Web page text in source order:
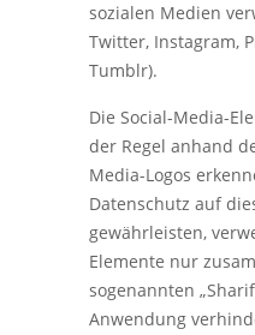
sozialen Medien
Twitter, Instagram,
Tumblr).
Die Social-Media-
der Regel anhand
Media-Logos
Datenschutz auf
gewährleisten,
Elemente nur
sogenannten
Anwendung